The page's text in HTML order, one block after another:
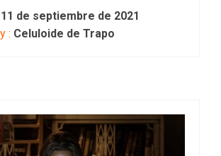
11 de septiembre de 2021
: Celuloide de Trapo